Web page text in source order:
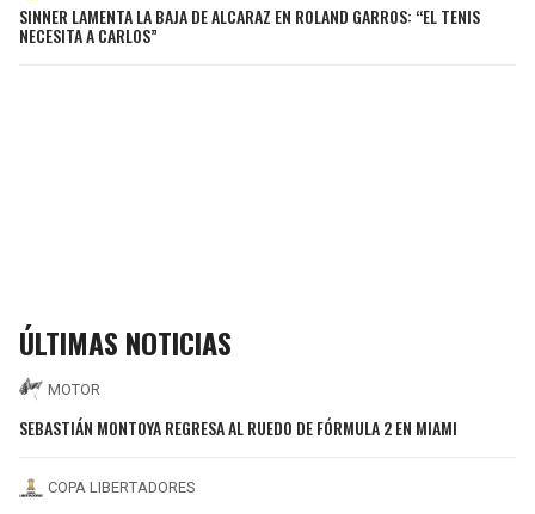
SINNER LAMENTA LA BAJA DE ALCARAZ EN ROLAND GARROS: “EL TENIS
NECESITA A CARLOS”
ÚLTIMAS NOTICIAS
MOTOR
SEBASTIÁN MONTOYA REGRESA AL RUEDO DE FÓRMULA 2 EN MIAMI
COPA LIBERTADORES